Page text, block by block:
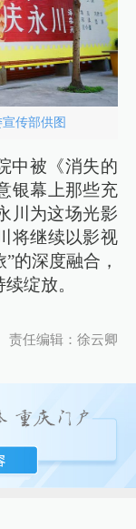
传部供图
中被《消失的
银幕上那些充
川为这场光影
将继续以影视
的深度融合，
绽放。
责任编辑：徐云卿